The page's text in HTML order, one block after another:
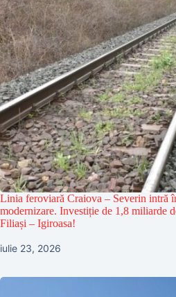
Linia feroviară Craiova – Severin intră
modernizare. Investiție de 1,8 miliarde
Filiași – Igiroasa!
iulie 23, 2026